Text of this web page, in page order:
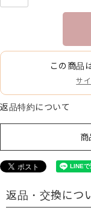
この商品
サ
返品特約について
商
返品・交換につ